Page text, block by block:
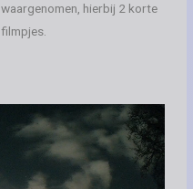
waargenomen, hierbij 2 korte
filmpjes.